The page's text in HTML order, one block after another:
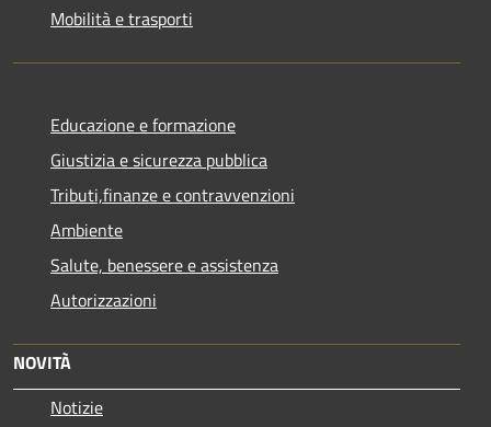
Mobilità e trasporti
Educazione e formazione
Giustizia e sicurezza pubblica
Tributi,finanze e contravvenzioni
Ambiente
Salute, benessere e assistenza
Autorizzazioni
NOVITÀ
Notizie